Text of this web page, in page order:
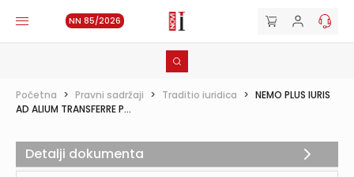
NN 85/2026
Početna > Pravni sadržaji > Traditio iuridica > NEMO PLUS IURIS
AD ALIUM TRANSFERRE P...
Detalji dokumenta